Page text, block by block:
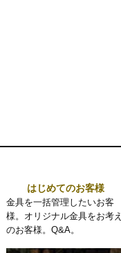
はじめてのお客様
金具を一括管理したいお客
様。オリジナル金具をお考え
のお客様。Q&A。